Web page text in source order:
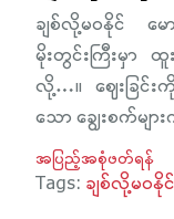
ချစ်လို့မဝနိုင်
မိုးတွင်းကြီးမှာ
လို့…။ ဈေးခြင်း
သော ချွေးစက်
အပြည့်အစုံဖတ်ရန်
Tags: ချစ်လို့မဝ